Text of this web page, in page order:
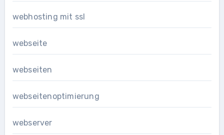
webhosting mit ssl
webseite
webseiten
webseitenoptimierung
webserver